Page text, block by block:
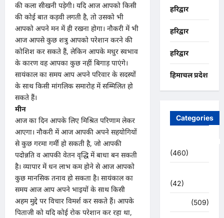
की कला सीखनी पड़ेगी। यदि आज आपको किसी
की कोई बात कड़वी लगती है, तो उसको भी
आपको अपने मन में ही रखना होगा। नौकरी में भी
आज आपसे कुछ शत्रु आपको परेशान करने की
कोशिश कर सकते हैं, लेकिन आपके मधुर स्वभाव
के कारण वह आपका कुछ नहीं बिगाड़ पाएंगे।
सायंकाल का समय आप अपने परिवार के सदस्यों
के साथ किसी मांगलिक समारोह में सम्मिलित हो
सकते हैं।
मीन
आज का दिन आपके लिए मिश्रित परिणाम लेकर
आएगा। नौकरी में आज आपकी अपने सहयोगियों
से कुछ गरमा गर्मी हो सकती है, जो आपकी
पदोन्नति व आपकी वेतन वृद्धि में बाधा बन सकती
है। व्यापार में धन लाभ कम होने से आज आपको
कुछ मानसिक तनाव हो सकता है। सायंकाल का
समय आज आप अपने भाइयों के साथ किसी
अहम मुद्दे पर विचार विमर्श कर सकते हैं। आपके
पिताजी को यदि कोई रोक परेशान कर रहा था,
हरिद्वार
हरिद्वार
हरिद्वार
हिमाचल प्रदेश
Categories
(460)
(42)
(509)